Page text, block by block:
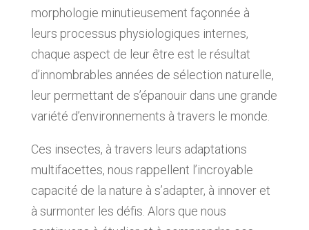
morphologie minutieusement façonnée à
leurs processus physiologiques internes,
chaque aspect de leur être est le résultat
d’innombrables années de sélection naturelle,
leur permettant de s’épanouir dans une grande
variété d’environnements à travers le monde.
Ces insectes, à travers leurs adaptations
multifacettes, nous rappellent l’incroyable
capacité de la nature à s’adapter, à innover et
à surmonter les défis. Alors que nous